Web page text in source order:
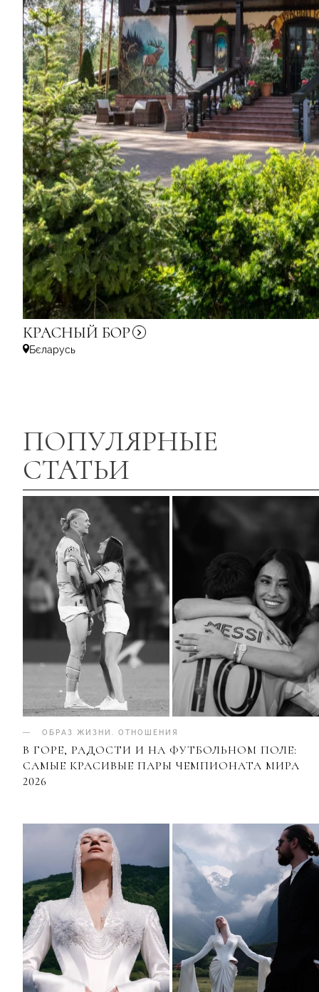
КРАСНЫЙ БОР
Бєларусь
ПОПУЛЯРНЫЕ
СТАТЬИ
ОБРАЗ ЖИЗНИ ОТНОШЕНИЯ
В ГОРЕ, РАДОСТИ И НА ФУТБОЛЬНОМ ПОЛЕ:
САМЫЕ КРАСИВЫЕ ПАРЫ ЧЕМПИОНАТА МИРА
2026